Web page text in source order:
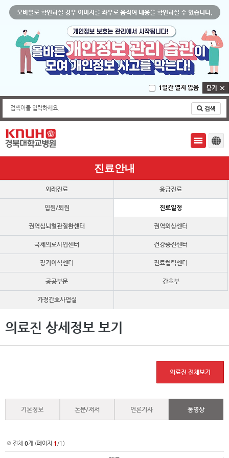
모바일로 확인하실 경우 이미지를 좌우로 움직여 내용을 확인하실 수 있습니다.
1일간 열지 않음
검색어를 입력하세요.
진료안내
외래진료 응급진료
입원/퇴원 진료일정
권역심뇌혈관질환센터 권역외상센터
국제의료사업센터 건강증진센터
장기이식센터 진료협력센터
공공부문 간호부
가정간호사업실
의료진 상세정보 보기
의료진 전체보기
기본정보 논문/저서 언론기사 동영상
전체 0개 (페이지 1/1)